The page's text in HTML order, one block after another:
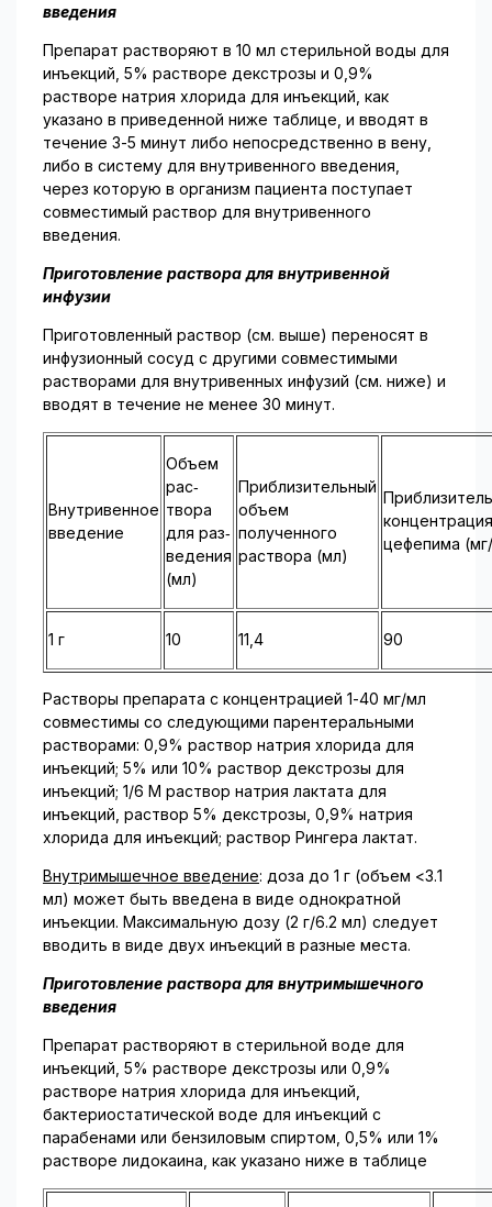
введения
Препарат растворяют в 10 мл стерильной воды для
инъекций, 5% растворе декстрозы и 0,9%
растворе натрия хлорида для инъекций, как
указано в приведенной ниже таблице, и вводят в
течение 3-5 минут либо непосредственно в вену,
либо в систему для внутривенного вве­дения,
через которую в организм пациента поступает
совместимый раствор для внутривен­ного
введения.
Приготовление раствора для внутривенной
инфузии
Приготовленный раствор (см. выше) переносят в
инфузионный сосуд с другими совмести­мыми
растворами для внутривенных инфузий (см. ниже) и
вводят в течение не менее 30 ми­нут.
Внутривенное
введение
Объем
рас­
твора
для раз­
ведения
(мл)
Приблизительный
объем
полученного
раствора (мл)
концен­трация
цефепима
1 г 10 11,4 90
Растворы препарата с концентрацией 1-40 мг/мл
совместимы со следующими парентераль­ными
растворами: 0,9% раствор натрия хлорида для
инъекций; 5% или 10% раствор декстрозы для
инъекций; 1/6 М раствор натрия лактата для
инъекций, раствор 5% декстрозы, 0,9% натрия
хлорида для инъекций; раствор Рингера лактат.
Внутримышечное введение: доза до 1 г (объем <3.1
мл) может быть введена в виде одно­кратной
инъекции. Максимальную дозу (2 г/6.2 мл) следует
вводить в виде двух инъекций в разные места.
Приготовление раствора для внутримышечного
введения
Препарат растворяют в стерильной воде для
инъекций, 5% растворе декстрозы или 0,9%
растворе натрия хлорида для инъекций,
бактериостатической воде для инъекций с
парабенами или бензиловым спиртом, 0,5% или 1%
растворе лидокаина, как указано ниже в таблице